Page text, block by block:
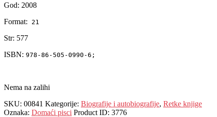
God: 2008
Format: 21
Str: 577
ISBN: 978-86-505-0990-6;
Nema na zalihi
SKU: 00841 Kategorije: Biografije i autobiografije, Retke knjige
Oznaka: Domaći pisci Product ID: 3776